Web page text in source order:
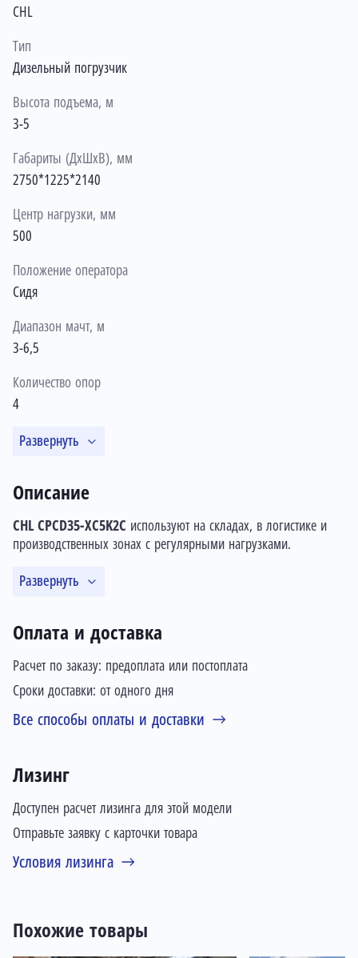
CHL
Тип
Дизельный погрузчик
Высота подъема, м
3-5
Габариты (ДхШхВ), мм
2750*1225*2140
Центр нагрузки, мм
500
Положение оператора
Сидя
Диапазон мачт, м
3-6,5
Количество опор
4
Развернуть
Оплата и доставка
Расчет по заказу: предоплата или постоплата
Сроки доставки: от одного дня
Все способы оплаты и доставки
Лизинг
Доступен расчет лизинга для этой модели
Отправьте заявку с карточки товара
Условия лизинга
Описание
CHL CPCD35-XC5K2C используют на складах, в логистике и
производственных зонах с регулярными нагрузками.
Развернуть
Похожие товары